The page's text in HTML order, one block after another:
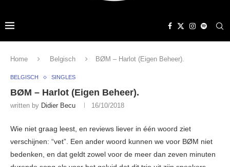
Home Belgisch BØM – Harlot (Eigen Beheer).
BELGISCH SINGLES
BØM – Harlot (Eigen Beheer).
written by Didier Becu 16/10/2018
Wie niet graag leest, en reviews liever in één woord ziet
verschijnen: “vet”. Een ander woord kunnen we voor BØM niet
bedenken, en dat geldt zowel voor de meer dan zeven minuten